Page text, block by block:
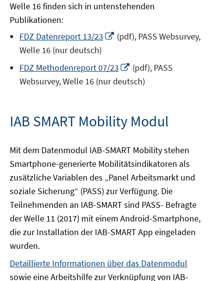
Welle 16 finden sich in untenstehenden
Publikationen:
FDZ Datenreport 13/23
In
öffnen
(pdf), PASS Websurvey,
Welle 16 (nur deutsch)
FDZ Methodenreport 07/23
In
neuem
Fenster
(pdf), PASS
Websurvey, Welle 16 (nur deutsch)
IAB SMART Mobility Modul
Mit dem Datenmodul IAB-SMART Mobility stehen
Smartphone-generierte Mobilitätsindikatoren als
zusätzliche Variablen des „Panel Arbeitsmarkt und
soziale Sicherung“ (PASS) zur Verfügung. Die
Teilnehmenden an IAB-SMART sind PASS- Befragte
der Welle 11 (2017) mit einem Android-Smartphone,
die zur Installation der IAB-SMART App eingeladen
wurden.
Detaillierte Informationen über das Datenmodul
sowie eine Arbeitshilfe zur Verknüpfung von IAB-